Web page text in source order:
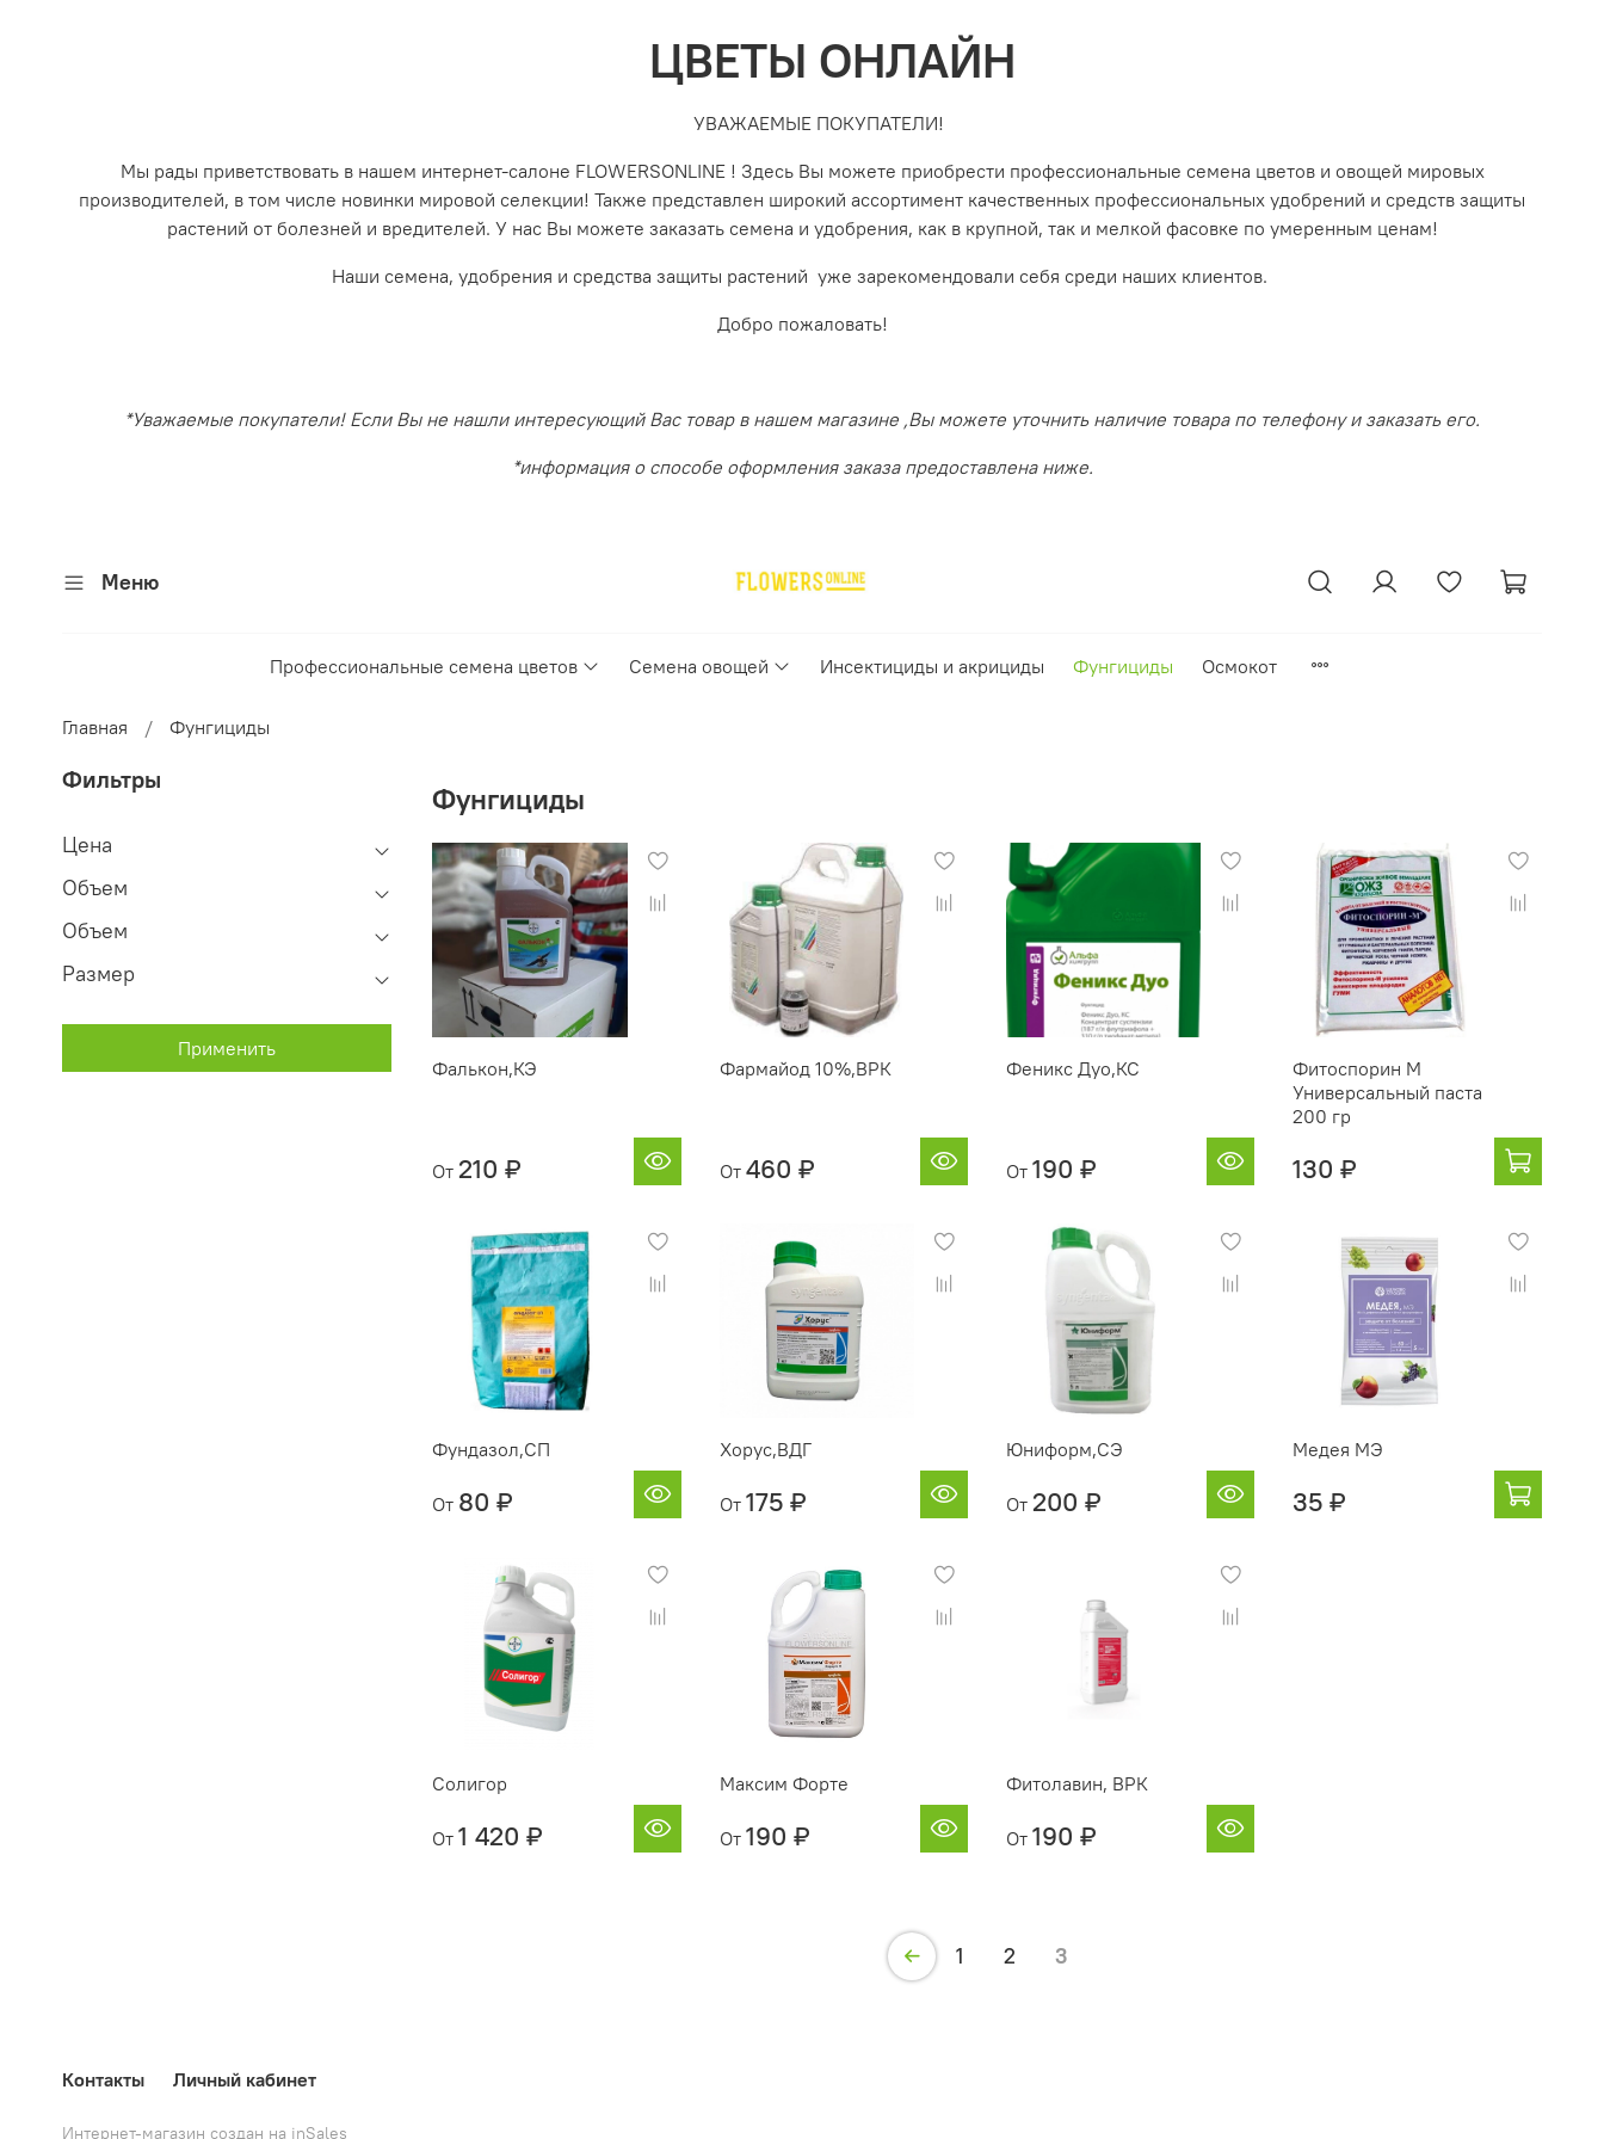
ЦВЕТЫ ОНЛАЙН
УВАЖАЕМЫЕ ПОКУПАТЕЛИ!
Мы рады приветствовать в нашем интернет-салоне FLOWERSONLINE ! Здесь Вы можете приобрести профессиональные семена цветов и овощей мировых
производителей, в том числе новинки мировой селекции! Также представлен широкий ассортимент качественных профессиональных удобрений и средств защиты
растений от болезней и вредителей. У нас Вы можете заказать семена и удобрения, как в крупной, так и мелкой фасовке по умеренным ценам!
Наши семена, удобрения и средства защиты растений уже зарекомендовали себя среди наших клиентов.
Добро пожаловать!
*Уважаемые покупатели! Если Вы не нашли интересующий Вас товар в нашем магазине ,Вы можете уточнить наличие товара по телефону и заказать его.
*информация о способе оформления заказа предоставлена ниже.
Меню
Профессиональные семена цветов Семена овощей Инсектициды и акрициды Фунгициды Осмокот
Главная Фунгициды
Фунгициды
Фалькон,КЭ
От 210 ₽
Фармайод 10%,ВРК
От 460 ₽
Феникс Дуо,КС
От 190 ₽
Фитоспорин М
Универсальный паста
200 гр
130 ₽
Фундазол,СП
От 80 ₽
Хорус,ВДГ
От 175 ₽
Юниформ,СЭ
От 200 ₽
Медея МЭ
35 ₽
Солигор
От 1 420 ₽
Максим Форте
От 190 ₽
Фитолавин, ВРК
От 190 ₽
1 2 3
Фильтры
Цена
Объем
Oбъем
Pазмер
Применить
Контакты Личный кабинет
Интернет-магазин создан на inSales